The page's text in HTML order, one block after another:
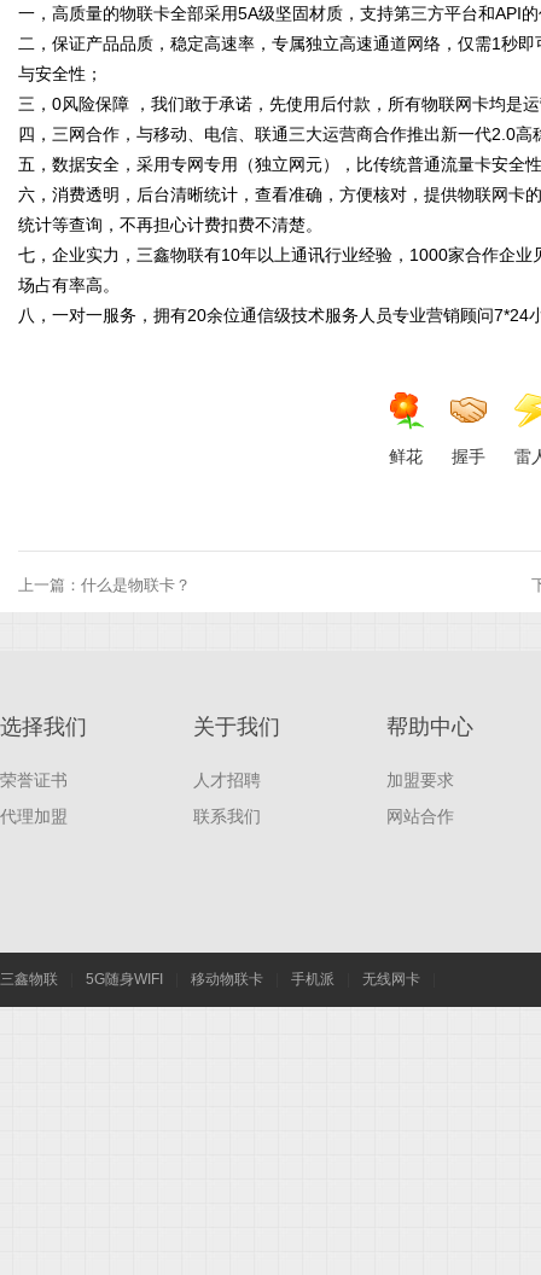
G
一，高质量的物联卡全部采用5A级坚固材质，支持第三方平台和API
二，保证产品品质，稳定高速率，专属独立高速通道网络，仅需1秒
与安全性；
三，0风险保障 ，我们敢于承诺，先使用后付款，所有物联网卡均是
四，三网合作，与移动、电信、联通三大运营商合作推出新一代2.0
五，数据安全，采用专网专用（独立网元），比传统普通流量卡安全
六，消费透明，后台清晰统计，查看准确，方便核对，提供物联网卡
统计等查询，不再担心计费扣费不清楚。
七，企业实力，三鑫物联有10年以上通讯行业经验，1000家合作企
场占有率高。
八，一对一服务，拥有20余位通信级技术服务人员专业营销顾问
鲜花 握手 雷
上一篇： 什么是物联卡？
选择我们
荣誉证书
代理加盟
关于我们
人才招聘
联系我们
帮助中心
加盟要求
网站合作
三鑫物联 5G随身WIFI 移动物联卡 手机派 无线网卡